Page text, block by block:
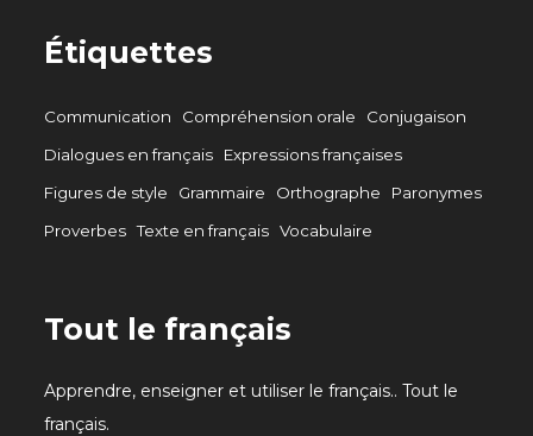
Étiquettes
Communication Compréhension orale
Conjugaison
Dialogues en français
Expressions françaises
Figures de style
Grammaire Orthographe
Paronymes
Proverbes Texte en français Vocabulaire
Tout le français
Apprendre, enseigner et utiliser le français.. Tout le
français.